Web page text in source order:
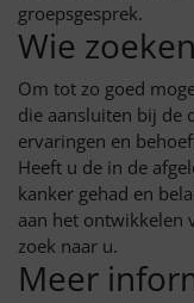
groepsgesprek.
Wie
Om tot zo goed
die aansluiten bij de
ervaringen en
Heeft u de in de
kanker gehad en
aan het ontwikkelen
zoek naar u.
Meer